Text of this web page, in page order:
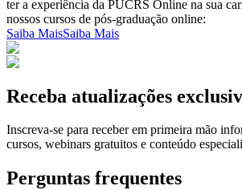
ter a experiência da PUCRS Online na sua
nossos cursos de pós-graduação online:
Saiba MaisSaiba Mais
Receba atualizações
Inscreva-se para receber em primeira mão
cursos, webinars gratuitos e conteúdo
Perguntas frequentes